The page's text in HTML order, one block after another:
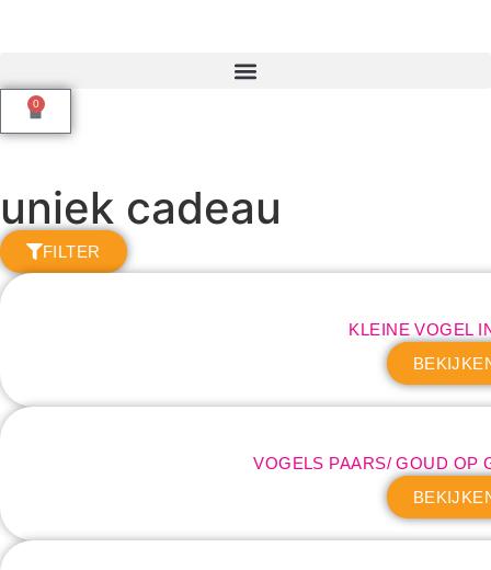
0
uniek cadeau
FILTER
KLEINE VOGEL
VOGELS PAARS/ GOUD OP